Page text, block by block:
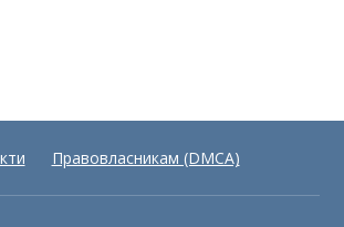
Правовласникам (DMCA)